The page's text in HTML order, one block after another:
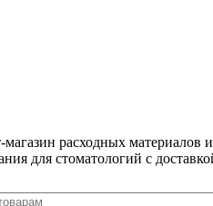
расходных материалов и
для стоматологий с